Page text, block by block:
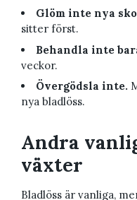
Glöm inte nya
sitter först.
Behandla inte
veckor.
Övergödsla inte.
nya bladlöss.
Andra
växter
Bladlöss är vanliga,